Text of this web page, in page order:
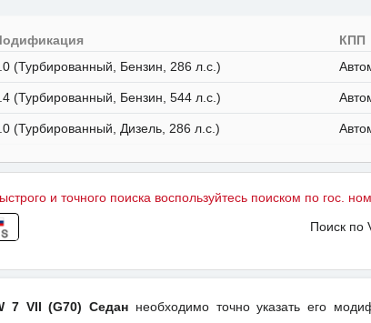
КПП
(Турбированный, Бензин, 286 л.с.)
(Турбированный, Бензин, 544 л.с.)
(Турбированный, Дизель, 286 л.с.)
и точного поиска воспользуйтесь поиском по гос.
Поиск по
7 VII (G70) Седан необходимо точно указать его